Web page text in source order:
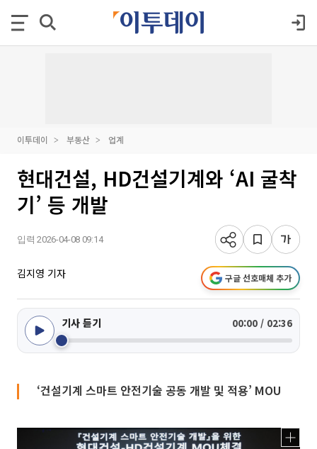
이투데이 부동산 업계
현대건설, HD건설기계와 ‘AI 굴착
기’ 등 개발
입력 2026-04-08 09:14
김지영 기자 구글 선호매체 추가
기사 듣기 00:00 / 02:36
‘건설기계 스마트 안전기술 공동 개발 및 적용’ MOU